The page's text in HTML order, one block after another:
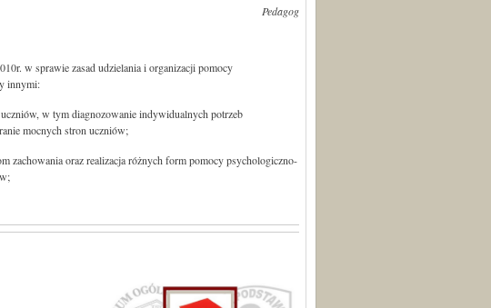
Pedagog
w sprawie zasad udzielania i organizacji pomocy
innymi:
w tym diagnozowanie indywidualnych potrzeb
mocnych stron uczniów;
oraz realizacja różnych form pomocy psychologiczno-